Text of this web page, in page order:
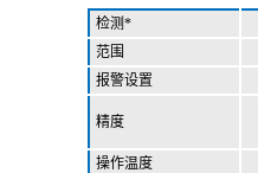
检测*
范围
报警设置
精度
操作温度